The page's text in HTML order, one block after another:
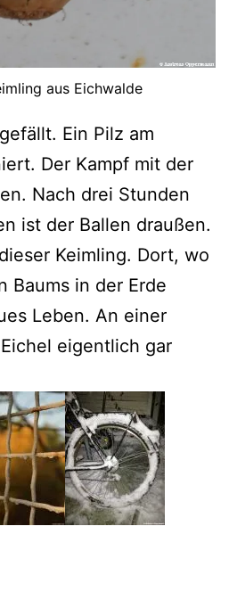
aus Eichwalde
Ein Pilz am
Der Kampf mit der
Nach drei Stunden
ist der Ballen draußen.
Keimling. Dort, wo
Baums in der Erde
Leben. An einer
eigentlich gar